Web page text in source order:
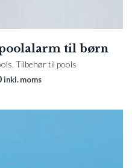
til børn
Tilbehør til pools
inkl. moms